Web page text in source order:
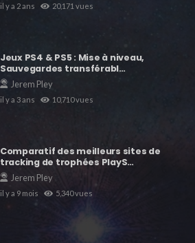
il y a 2 ans 20,171 vues
Jeux PS4 & PS5 : Mise à niveau,
Sauvegardes transférabl…
Jerem Pley
il y a 3 ans 10,710vues
Comparatif des meilleurs sites de
tracking de trophées PlayS…
Jerem Pley
il y a 9 mois 5,340vues